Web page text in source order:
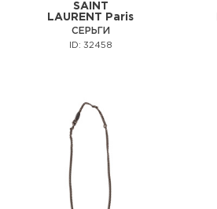
SAINT
LAURENT Paris
СЕРЬГИ
ID: 32458